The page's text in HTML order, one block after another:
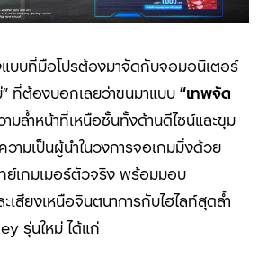
แบบที่มือโปรต้องมาจัดกับจอมอนิเตอร์
ที่ต้องบอกเลยว่าขนมาแบบ “เทพจัด
มล้ำหน้าที่เหนือชั้นทั้งด้านดีไซน์และขุม
ามเป็นผู้นำในวงการจอเกมมิ่งด้วย
เกมเมอร์ตัวจริง พร้อมมอบ
เสียงเหนือจินตนาการกับไฮไลท์สุดล้ำ
รุ่นใหม่ ได้แก่